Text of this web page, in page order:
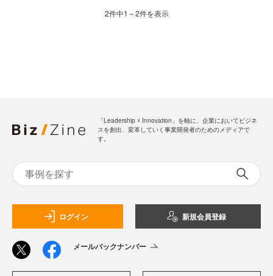
2件中1～2件を表示
「Leadership ☓ Innovation」を軸に、企業においてビジネ
スを創出、変革していく事業開発者のためのメディアで
す。
ログイン 新規会員登録
メールバックナンバー